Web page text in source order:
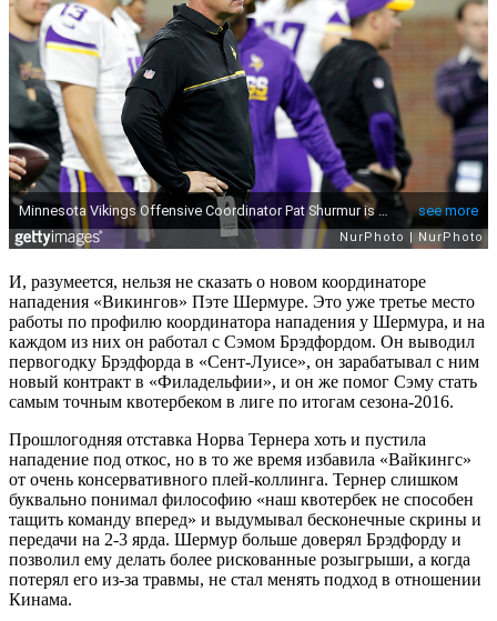
И, разумеется, нельзя не сказать о новом координаторе
нападения «Викингов» Пэте Шермуре. Это уже третье место
работы по профилю координатора нападения у Шермура, и на
каждом из них он работал с Сэмом Брэдфордом. Он выводил
первогодку Брэдфорда в «Сент-Луисе», он зарабатывал с ним
новый контракт в «Филадельфии», и он же помог Сэму стать
самым точным квотербеком в лиге по итогам сезона-2016.
Прошлогодняя отставка Норва Тернера хоть и пустила
нападение под откос, но в то же время избавила «Вайкингс»
от очень консервативного плей-коллинга. Тернер слишком
буквально понимал философию «наш квотербек не способен
тащить команду вперед» и выдумывал бесконечные скрины и
передачи на 2-3 ярда. Шермур больше доверял Брэдфорду и
позволил ему делать более рискованные розыгрыши, а когда
потерял его из-за травмы, не стал менять подход в отношении
Кинама.